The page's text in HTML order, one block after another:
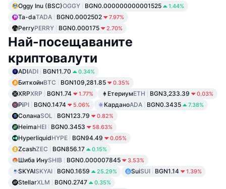
Oggy Inu (BSC)OGGY BGN0.000000000001525 1.44%
Ta-daTADA BGN0.0002502 7.97%
PerryPERRY BGN0.000175 2.70%
Най-посещаваните
криптовалути
ADIADI BGN11.70 0.34%
БиткойнBTC BGN109,281.85 0.35%
XRPXRP BGN1.74 1.77% ЕтериумETH BGN3,233.39 0.03%
PiPI BGN0.1474 5.06% КарданоADA BGN0.3435 7.38%
СоланаSOL BGN123.79 0.82%
HeimaHEI BGN0.3453 58.63%
HyperliquidHYPE BGN94.49 0.05%
ZcashZEC BGN856.17 0.15%
Шиба ИнуSHIB BGN0.000007845 3.53%
SKYAISKYAI BGN0.1659 25.29% SuiSUI BGN1.14 1.39%
StellarXLM BGN0.2747 0.35%